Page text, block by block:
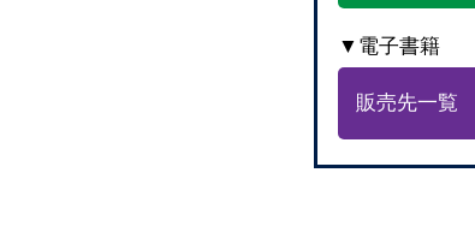
▼電子書籍
販売先一覧